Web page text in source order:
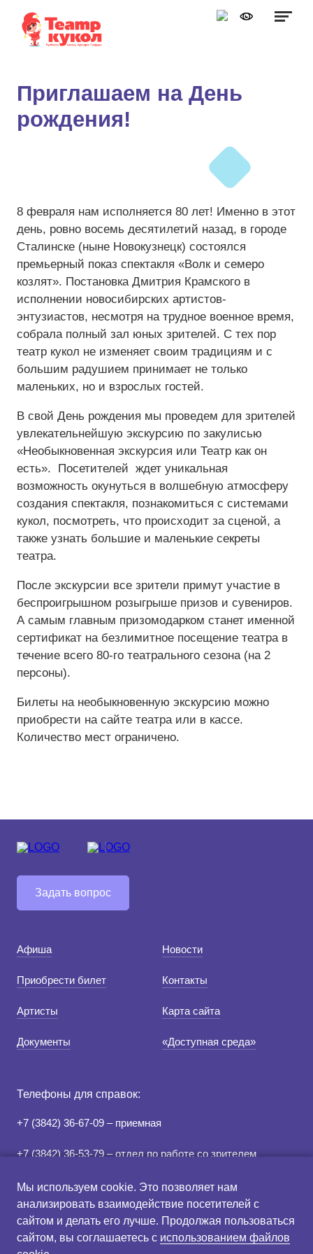
Обычная версия сайта
Цвет: Ц Ц
Включить изображения
Включить видео
Двойной
Разрядка:
Большой
Без засечек
С засечками
Приглашаем на День
рождения!
8 февраля нам исполняется 80 лет! Именно в этот
день, ровно восемь десятилетий назад, в городе
Сталинске (ныне Новокузнецк) состоялся
премьерный показ спектакля «Волк и семеро
козлят». Постановка Дмитрия Крамского в
исполнении новосибирских артистов-
энтузиастов, несмотря на трудное военное время,
собрала полный зал юных зрителей. С тех пор
театр кукол не изменяет своим традициям и с
большим радушием принимает не только
маленьких, но и взрослых гостей.
В свой День рождения мы проведем для зрителей
увлекательнейшую экскурсию по закулисью
«Необыкновенная экскурсия или Театр как он
есть». Посетителей ждет уникальная
возможность окунуться в волшебную атмосферу
создания спектакля, познакомиться с системами
кукол, посмотреть, что происходит за сценой, а
также узнать большие и маленькие секреты
театра.
После экскурсии все зрители примут участие в
беспроигрышном розыгрыше призов и сувениров.
А самым главным призомодарком станет именной
сертификат на безлимитное посещение театра в
течение всего 80-го театрального сезона (на 2
персоны).
Билеты на необыкновенную экскурсию можно
приобрести на сайте театра или в кассе.
Количество мест ограничено.
Задать вопрос
Телефоны для справок:
+7 (3842) 36-67-09 – приемная
+7 (3842) 36-53-79 – отдел по работе со зрителем
+7 (3842) 78-07-05 – касса
Афиша
Приобрести билет
Артисты
Документы
Новости
Контакты
Карта сайта
«Доступная среда»
Правила продажи и
возврата билетов
Схема зрительного зала
Мы используем cookie. Это позволяет нам
анализировать взаимодействие посетителей с
сайтом и делать его лучше. Продолжая пользоваться
сайтом, вы соглашаетесь с использованием файлов